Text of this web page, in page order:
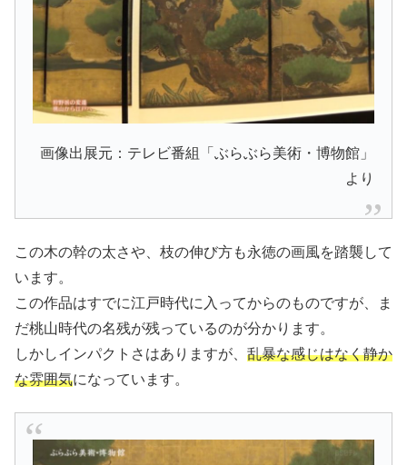
画像出展元：テレビ番組「ぶらぶら美術・博物館」
より
この木の幹の太さや、枝の伸び方も永徳の画風を踏襲して
います。
この作品はすでに江戸時代に入ってからのものですが、ま
だ桃山時代の名残が残っているのが分かります。
しかしインパクトさはありますが、 乱暴な感じはなく静か
な雰囲気になっています。